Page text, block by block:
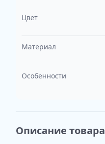
Цвет
Материал
Особенности
Описание товара